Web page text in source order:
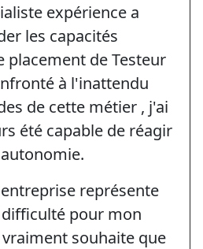
expérience a
les capacités
de Testeur
à l'inattendu
de cette métier , j'ai
été capable de réagir
représente
pour mon
souhaite que